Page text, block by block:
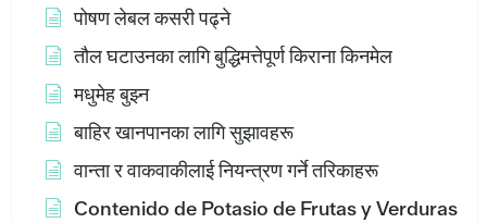
पोषण लेबल कसरी पढ्ने
तौल घटाउनका लागि बुद्धिमत्तेपूर्ण किराना किनमेल
मधुमेह बुझ्न
बाहिर खानपानका लागि सुझावहरू
वान्ता र वाकवाकीलाई नियन्त्रण गर्ने तरिकाहरू
Contenido de Potasio de Frutas y Verduras